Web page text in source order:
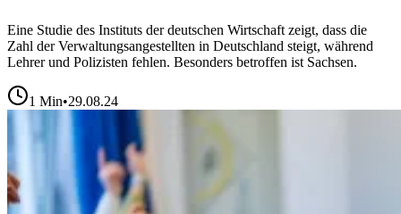
Eine Studie des Instituts der deutschen Wirtschaft zeigt, dass die
Zahl der Verwaltungsangestellten in Deutschland steigt, während
Lehrer und Polizisten fehlen. Besonders betroffen ist Sachsen.
1 Min•29.08.24